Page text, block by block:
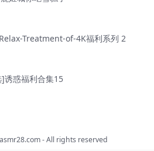
Treatment-of-4K福利系列 2
诱惑福利合集15
asmr28.com- All rights reserved